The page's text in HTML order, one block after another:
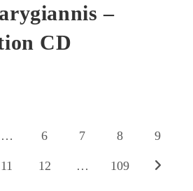
–
CD
… 6 7 8 9
11 12 … 109 Zur